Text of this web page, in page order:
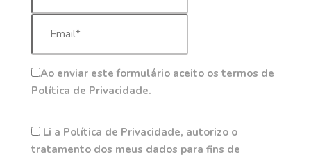
Ao enviar este formulário aceito os termos de
Política de Privacidade.
Li a Política de Privacidade, autorizo o
tratamento dos meus dados para fins de